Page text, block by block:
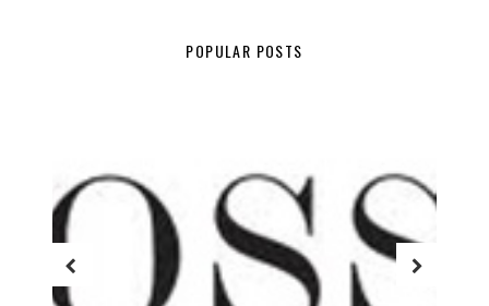
POPULAR POSTS